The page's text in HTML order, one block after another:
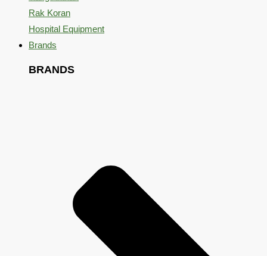
Rak Koran
Hospital Equipment
Brands
BRANDS